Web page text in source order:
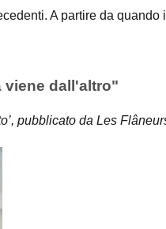
A partire da quando
viene dall'altro"
pubblicato da Les